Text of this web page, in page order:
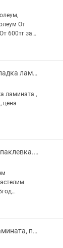
От
600тг за
Постил линолеума , укладка ламината , установка ПВХ плинтуса
ламината ,
цена
Отделочные работы.Шпаклевка.Покраска с аппаратом.Линолеум.Плинтус.
факту. Есть
Укладка линолеума, ламината, плинтуса, полиуретан плинтус